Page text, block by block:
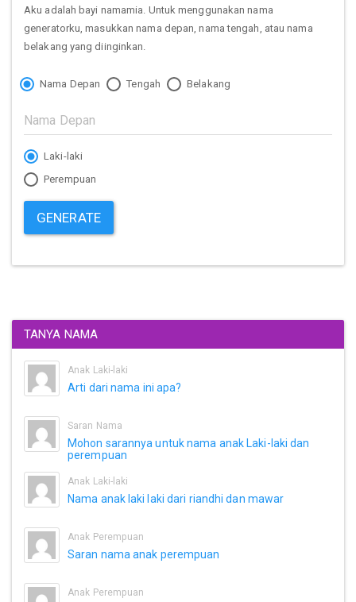
Aku adalah bayi namamia. Untuk menggunakan nama
generatorku, masukkan nama depan, nama tengah, atau nama
belakang yang diinginkan.
Nama Depan Tengah Belakang
Laki-laki
Perempuan
GENERATE
TANYA NAMA
Anak Laki-laki
Arti dari nama ini apa?
Saran Nama
Mohon sarannya untuk nama anak Laki-laki dan
perempuan
Anak Laki-laki
Nama anak laki laki dari riandhi dan mawar
Anak Perempuan
Saran nama anak perempuan
Anak Perempuan